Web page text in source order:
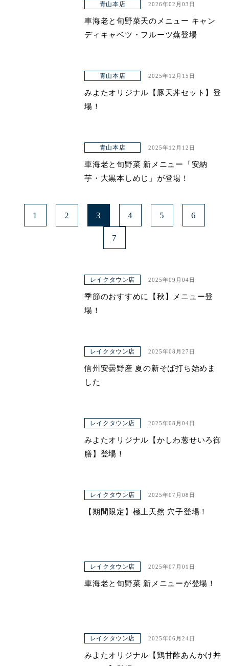
青山本店 2026年02月03日
車海老と旬野菜天のメニュー キャン
ディキャベツ・フルーツ蕪登場
青山本店 2025年12月15日
みよたオリジナル【豚天丼セット】登
場！
青山本店 2025年12月12日
車海老と旬野菜 新メニュー「安納
芋・大黒本しめじ」が登場！
1 2 3 4 5 6
7
レイクタウン店 2025年09月04日
季節のおすすめに【秋】メニュー登
場！
レイクタウン店 2025年08月27日
信州安曇野産 夏の新そば打ち始めま
した
レイクタウン店 2025年08月04日
みよたオリジナル【かしわ葱せいろ御
膳】登場！
レイクタウン店 2025年07月08日
【期間限定】極上天然 穴子登場！
レイクタウン店 2025年07月01日
車海老と旬野菜 新メニューが登場！
レイクタウン店 2025年06月24日
みよたオリジナル【鶏甘酢あんかけ丼